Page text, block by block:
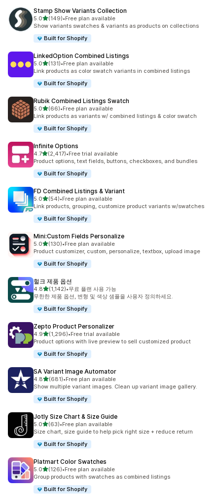
Stamp Show Variants Collection
5.0별 5개 중
(149)
총 리뷰 149개
•Free plan available
Show variants swatches & variants as products on collections
Built for Shopify
LinkedOption Combined Listings
5.0별 5개 중
(131)
총 리뷰 131개
•Free plan available
Link products as color swatch variants in combined listings
Built for Shopify
Rubik Combined Listings Swatch
5.0별 5개 중
(66)
총 리뷰 66개
•Free plan available
Link products as variants w/ combined listings & color swatch
Built for Shopify
Infinite Options
4.7별 5개 중
(2,417)
총 리뷰 2417개
•Free trial available
Product options, text fields, buttons, checkboxes, and bundles
Built for Shopify
FD Combined Listings & Variant
5.0별 5개 중
(54)
총 리뷰 54개
•Free plan available
Link products, grouping, customize product variants w/swatches
Built for Shopify
Mini:Custom Fields Personalize
5.0별 5개 중
(130)
총 리뷰 130개
•Free plan available
Product customizer, custom, personalize, textbox, upload image
Built for Shopify
헐크 제품 옵션
4.8별 5개 중
(1,142)
총 리뷰 1142개
•무료 플랜 사용 가능
무한한 제품 옵션, 변형 및 색상 샘플을 사용자 정의하세요.
Built for Shopify
Zepto Product Personalizer
4.9별 5개 중
(1,296)
총 리뷰 1296개
•Free trial available
Product options with live preview to sell customized product
Built for Shopify
SA Variant Image Automator
4.8별 5개 중
(681)
총 리뷰 681개
•Free plan available
Show multiple variant images. Clean up variant image gallery.
Built for Shopify
Jotly Size Chart & Size Guide
5.0별 5개 중
(63)
총 리뷰 63개
•Free plan available
Size chart, size guide to help pick right size + reduce return
Built for Shopify
Platmart Color Swatches
5.0별 5개 중
(126)
총 리뷰 126개
•Free plan available
Group products with swatches as combined listings
Built for Shopify